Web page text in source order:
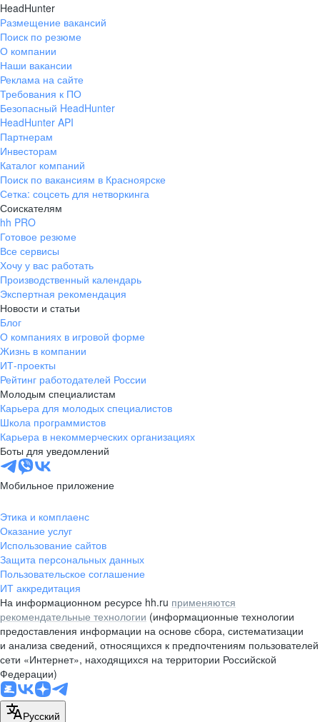
HeadHunter
Размещение вакансий
Поиск по резюме
О компании
Наши вакансии
Реклама на сайте
Требования к ПО
Безопасный HeadHunter
HeadHunter API
Партнерам
Инвесторам
Каталог компаний
Поиск по вакансиям в Красноярске
Сетка: соцсеть для нетворкинга
Соискателям
hh PRO
Готовое резюме
Все сервисы
Хочу у вас работать
Производственный календарь
Экспертная рекомендация
Новости и статьи
Блог
О компаниях в игровой форме
Жизнь в компании
ИТ-проекты
Рейтинг работодателей России
Молодым специалистам
Карьера для молодых специалистов
Школа программистов
Карьера в некоммерческих организациях
Боты для уведомлений
Мобильное приложение
Этика и комплаенс
Оказание услуг
Использование сайтов
Защита персональных данных
Пользовательское соглашение
ИТ аккредитация
На информационном ресурсе hh.ru применяются
рекомендательные технологии (информационные технологии
предоставления информации на основе сбора, систематизации
и анализа сведений, относящихся к предпочтениям пользователей
сети «Интернет», находящихся на территории Российской
Федерации)
Русский